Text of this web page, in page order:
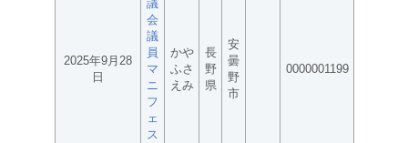
2025年9月28
日
議
会
議
員
マ
ニ
フ
ェ
ス
かや
ふさ
えみ
長
野
県
安
曇
野
市
0000001199